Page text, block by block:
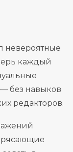
невероятные
каждый
без навыков
редакторов.